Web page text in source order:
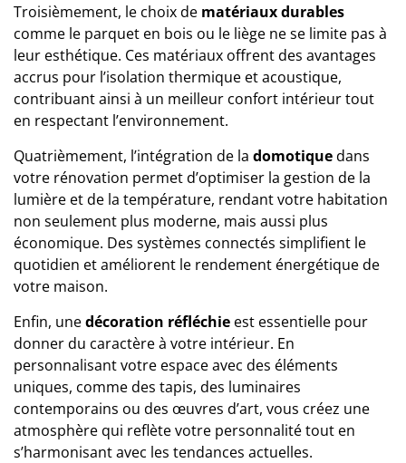
Troisièmement, le choix de matériaux durables
comme le parquet en bois ou le liège ne se limite pas à
leur esthétique. Ces matériaux offrent des avantages
accrus pour l’isolation thermique et acoustique,
contribuant ainsi à un meilleur confort intérieur tout
en respectant l’environnement.
Quatrièmement, l’intégration de la domotiquedans
votre rénovation permet d’optimiser la gestion de la
lumière et de la température, rendant votre habitation
non seulement plus moderne, mais aussi plus
économique. Des systèmes connectés simplifient le
quotidien et améliorent le rendement énergétique de
votre maison.
Enfin, unedécoration réfléchie est essentielle pour
donner du caractère à votre intérieur. En
personnalisant votre espace avec des éléments
uniques, comme des tapis, des luminaires
contemporains ou des œuvres d’art, vous créez une
atmosphère qui reflète votre personnalité tout en
s’harmonisant avec les tendances actuelles.